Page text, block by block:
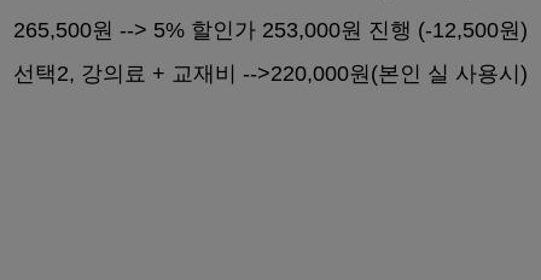
265,500원 --> 5% 할인가 253,000원 진행 (-12,500원)
선택2, 강의료 + 교재비 -->220,000원(본인 실 사용시)